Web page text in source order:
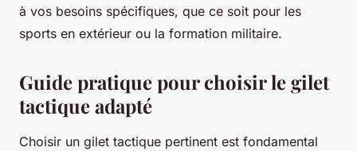
à vos besoins spécifiques, que ce soit pour les
sports en extérieur ou la formation militaire.
Guide pratique pour choisir le gilet
tactique adapté
Choisir un gilet tactique pertinent est fondamental